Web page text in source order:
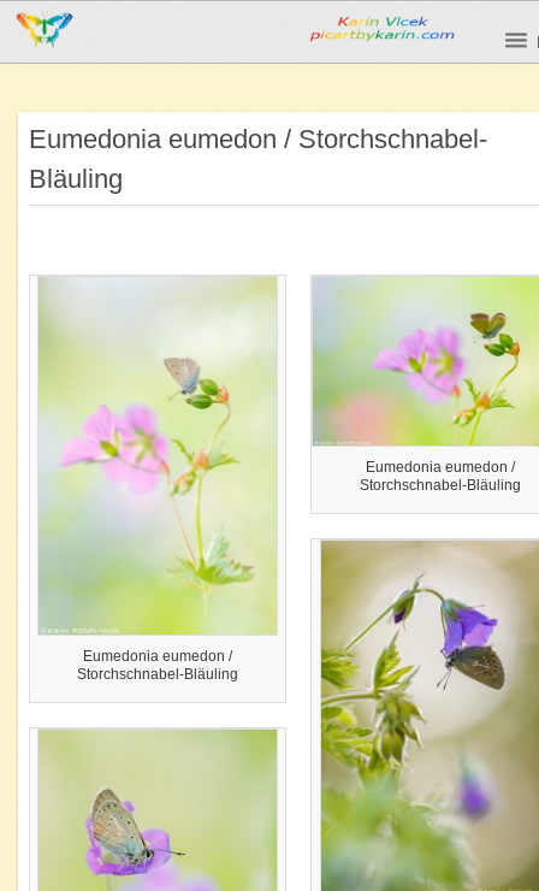
Eumedonia eumedon / Storchschnabel-
Bläuling
Eumedonia eumedon /
Storchschnabel-Bläuling
Eumedonia eumedon /
Storchschnabel-Bläuling